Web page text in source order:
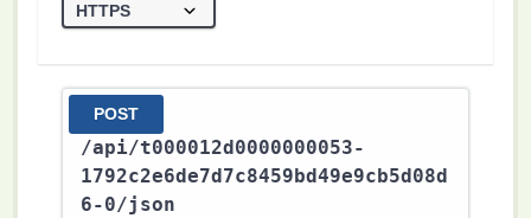
POST
/api/t000012d0000000053-
1792c2e6de7d7c8459bd49e9cb5d08d
6-0/json